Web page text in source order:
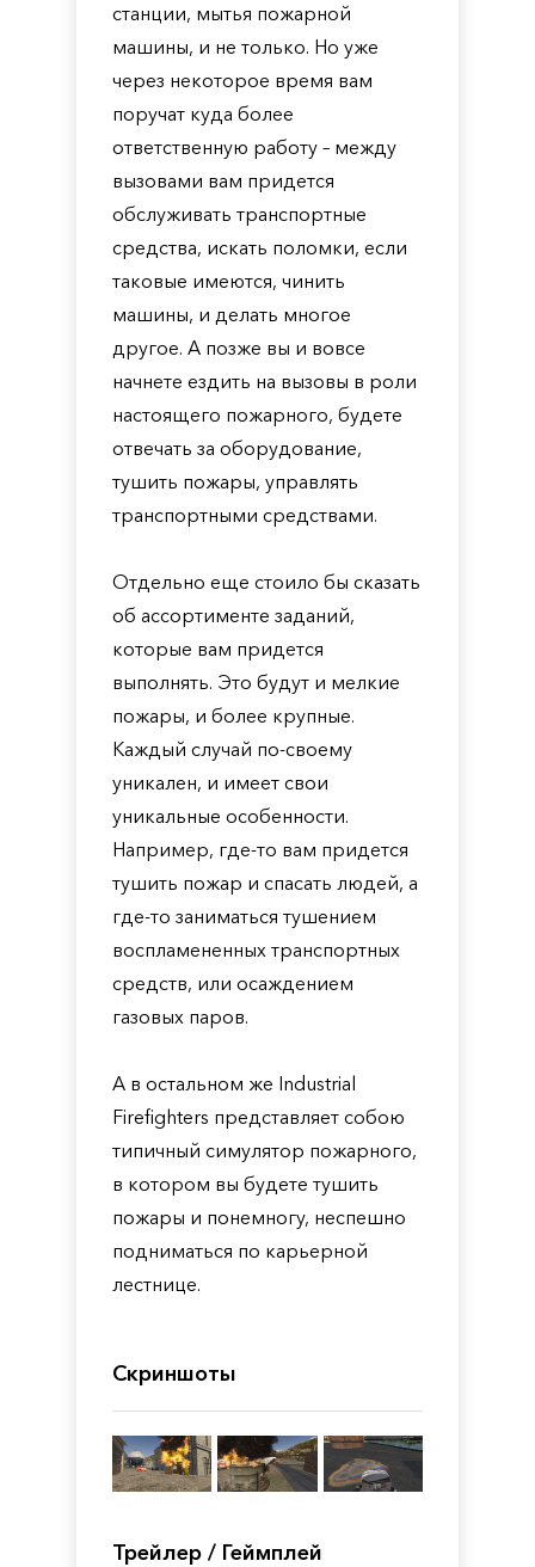
станции, мытья пожарной
машины, и не только. Но уже
через некоторое время вам
поручат куда более
ответственную работу – между
вызовами вам придется
обслуживать транспортные
средства, искать поломки, если
таковые имеются, чинить
машины, и делать многое
другое. А позже вы и вовсе
начнете ездить на вызовы в роли
настоящего пожарного, будете
отвечать за оборудование,
тушить пожары, управлять
транспортными средствами.
Отдельно еще стоило бы сказать
об ассортименте заданий,
которые вам придется
выполнять. Это будут и мелкие
пожары, и более крупные.
Каждый случай по-своему
уникален, и имеет свои
уникальные особенности.
Например, где-то вам придется
тушить пожар и спасать людей, а
где-то заниматься тушением
воспламененных транспортных
средств, или осаждением
газовых паров.
А в остальном же Industrial
Firefighters представляет собою
типичный симулятор пожарного,
в котором вы будете тушить
пожары и понемногу, неспешно
подниматься по карьерной
лестнице.
Скриншоты
Трейлер / Геймплей